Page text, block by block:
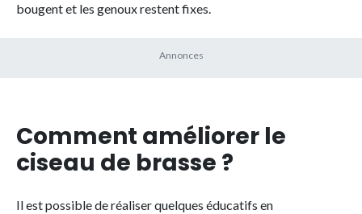
bougent et les genoux restent fixes.
Comment améliorer le
ciseau de brasse ?
Il est possible de réaliser quelques éducatifs en